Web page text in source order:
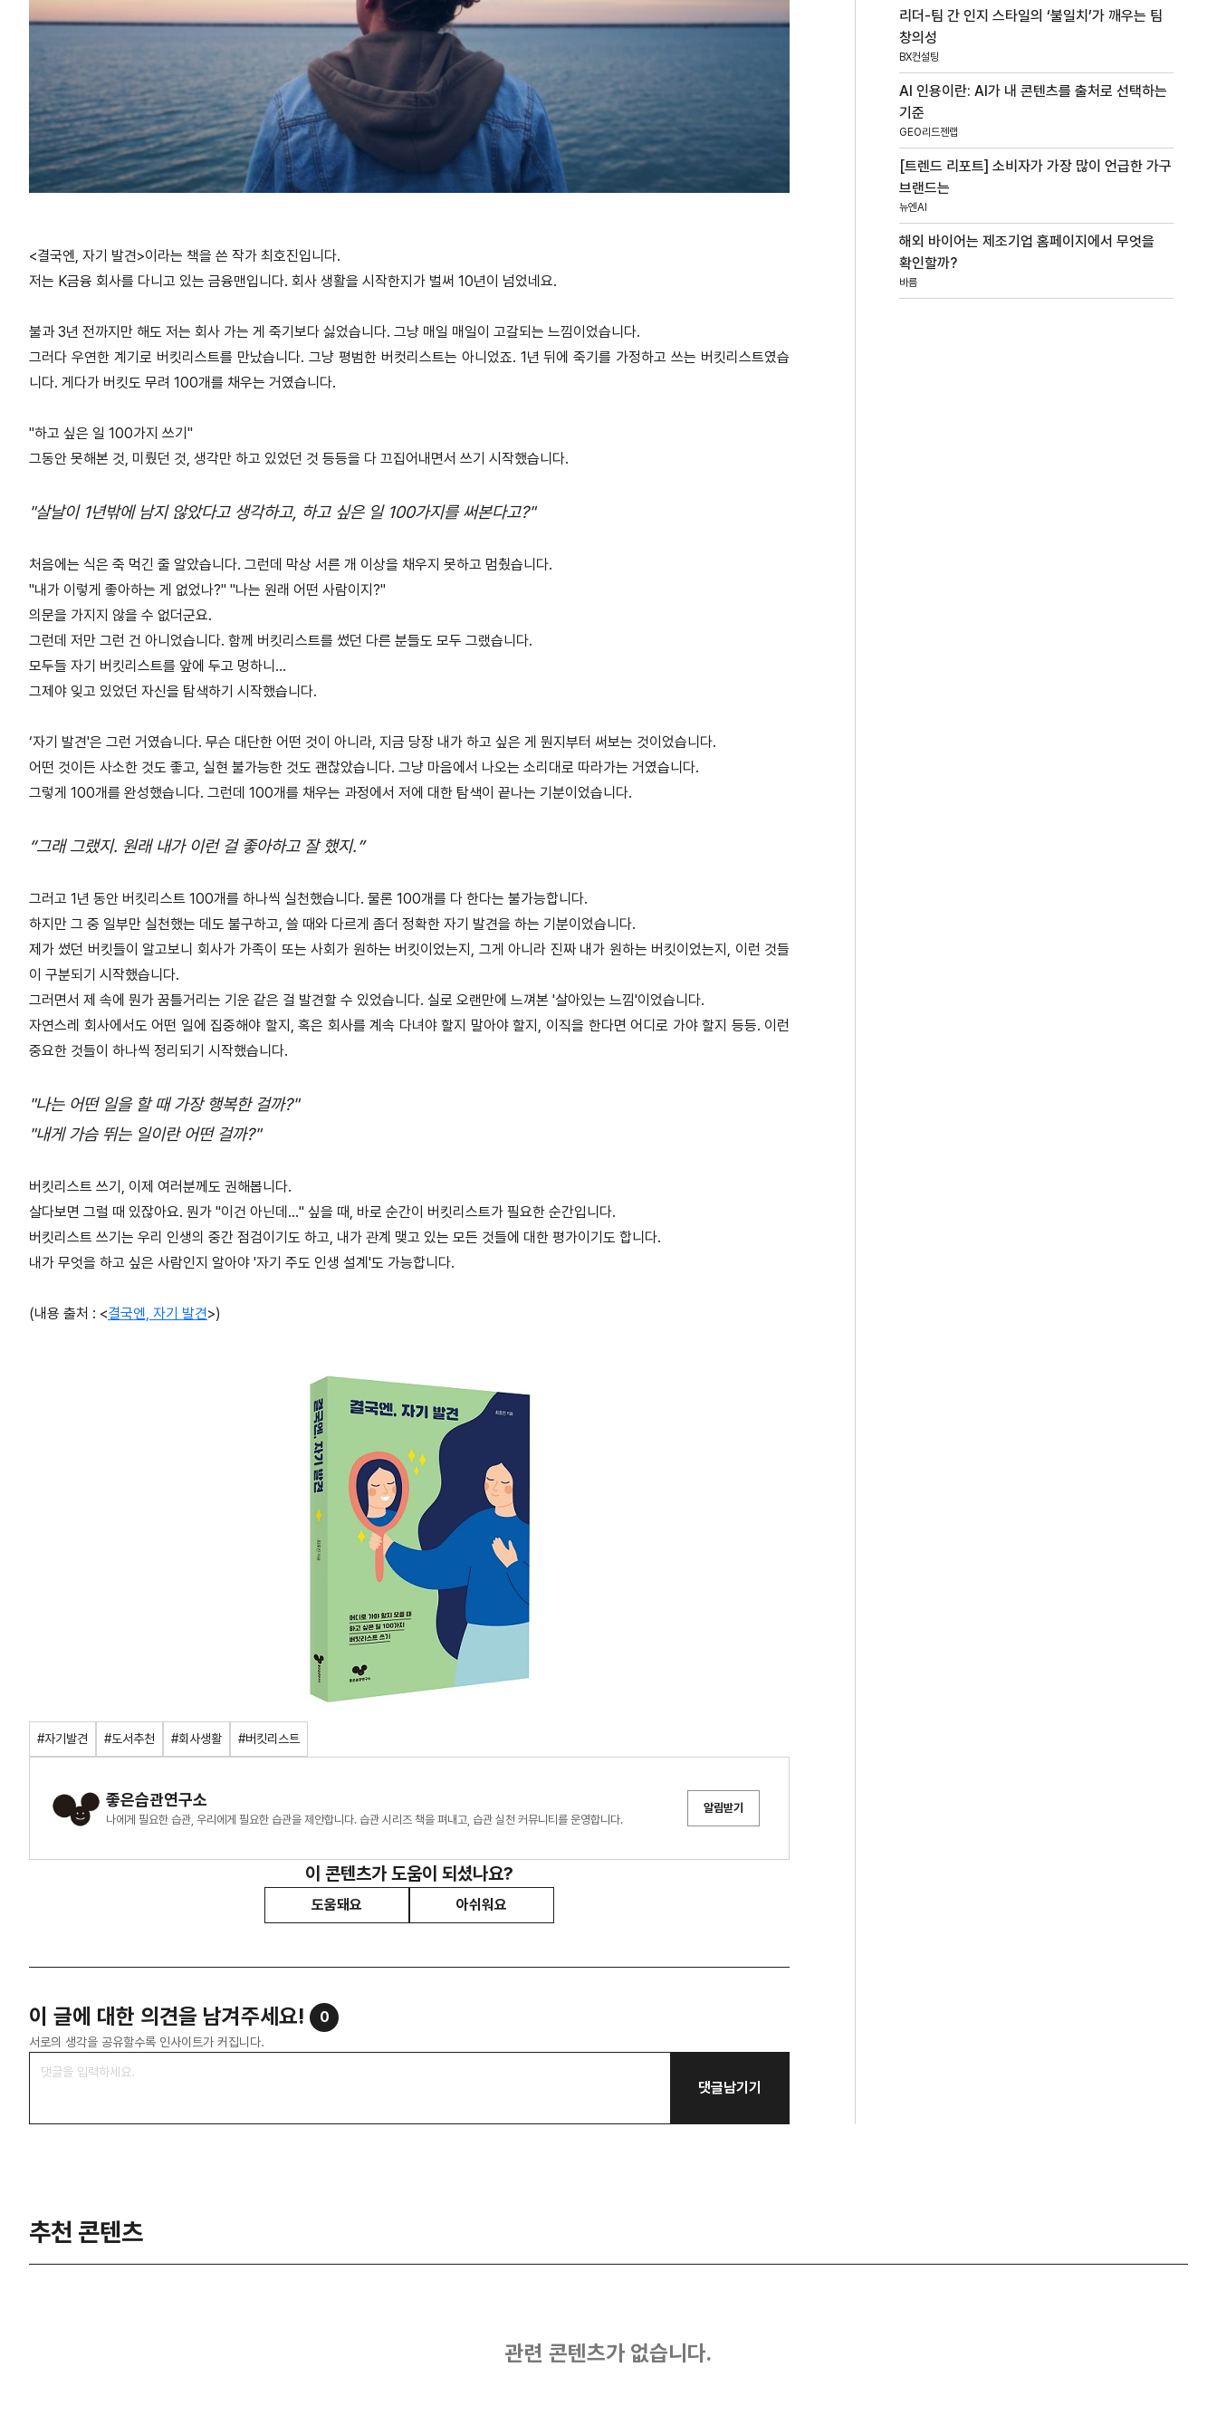
<결국엔, 자기 발견>이라는 책을 쓴 작가 최호진입니다.
저는 K금융 회사를 다니고 있는 금융맨입니다. 회사 생활을 시작한지가 벌써 10년이 넘었네요.
불과 3년 전까지만 해도 저는 회사 가는 게 죽기보다 싫었습니다. 그냥 매일 매일이 고갈되는 느낌이었습니다.
그러다 우연한 계기로 버킷리스트를 만났습니다. 그냥 평범한 버컷리스트는 아니었죠. 1년 뒤에 죽기를 가정하고 쓰는 버킷리스트였습
니다. 게다가 버킷도 무려 100개를 채우는 거였습니다.
"하고 싶은 일 100가지 쓰기"
그동안 못해본 것, 미뤘던 것, 생각만 하고 있었던 것 등등을 다 끄집어내면서 쓰기 시작했습니다.
"살날이 1년밖에 남지 않았다고 생각하고, 하고 싶은 일 100가지를 써본다고?"
처음에는 식은 죽 먹긴 줄 알았습니다. 그런데 막상 서른 개 이상을 채우지 못하고 멈췄습니다.
"내가 이렇게 좋아하는 게 없었나?" "나는 원래 어떤 사람이지?"
의문을 가지지 않을 수 없더군요.
그런데 저만 그런 건 아니었습니다. 함께 버킷리스트를 썼던 다른 분들도 모두 그랬습니다.
모두들 자기 버킷리스트를 앞에 두고 멍하니...
그제야 잊고 있었던 자신을 탐색하기 시작했습니다.
‘자기 발견'은 그런 거였습니다. 무슨 대단한 어떤 것이 아니라, 지금 당장 내가 하고 싶은 게 뭔지부터 써보는 것이었습니다.
어떤 것이든 사소한 것도 좋고, 실현 불가능한 것도 괜찮았습니다. 그냥 마음에서 나오는 소리대로 따라가는 거였습니다.
그렇게 100개를 완성했습니다. 그런데 100개를 채우는 과정에서 저에 대한 탐색이 끝나는 기분이었습니다.
“그래 그랬지. 원래 내가 이런 걸 좋아하고 잘 했지.”
그러고 1년 동안 버킷리스트 100개를 하나씩 실천했습니다. 물론 100개를 다 한다는 불가능합니다.
하지만 그 중 일부만 실천했는 데도 불구하고, 쓸 때와 다르게 좀더 정확한 자기 발견을 하는 기분이었습니다.
제가 썼던 버킷들이 알고보니 회사가 가족이 또는 사회가 원하는 버킷이었는지, 그게 아니라 진짜 내가 원하는 버킷이었는지, 이런 것들
이 구분되기 시작했습니다.
그러면서 제 속에 뭔가 꿈틀거리는 기운 같은 걸 발견할 수 있었습니다. 실로 오랜만에 느껴본 '살아있는 느낌'이었습니다.
자연스레 회사에서도 어떤 일에 집중해야 할지, 혹은 회사를 계속 다녀야 할지 말아야 할지, 이직을 한다면 어디로 가야 할지 등등. 이런
중요한 것들이 하나씩 정리되기 시작했습니다.
"나는 어떤 일을 할 때 가장 행복한 걸까?"
"내게 가슴 뛰는 일이란 어떤 걸까?"
버킷리스트 쓰기, 이제 여러분께도 권해봅니다.
살다보면 그럴 때 있잖아요. 뭔가 "이건 아닌데..." 싶을 때, 바로 순간이 버킷리스트가 필요한 순간입니다.
버킷리스트 쓰기는 우리 인생의 중간 점검이기도 하고, 내가 관계 맺고 있는 모든 것들에 대한 평가이기도 합니다.
내가 무엇을 하고 싶은 사람인지 알아야 '자기 주도 인생 설계'도 가능합니다.
(내용 출처 : <결국엔, 자기 발견>)
#자기발견 #도서추천 #회사생활 #버킷리스트
좋은습관연구소
나에게 필요한 습관, 우리에게 필요한 습관을 제안합니다. 습관 시리즈 책을 펴내고, 습관 실천 커뮤니티를 운영합니다.
알림받기
이 콘텐츠가 도움이 되셨나요?
도움돼요 아쉬워요
이 글에 대한 의견을 남겨주세요! 0
서로의 생각을 공유할수록 인사이트가 커집니다.
댓글남기기
리더-팀 간 인지 스타일의 ‘불일치’가 깨우는 팀
창의성
BX컨설팅
AI 인용이란: AI가 내 콘텐츠를 출처로 선택하는
기준
GEO리드젠랩
[트렌드 리포트] 소비자가 가장 많이 언급한 가구
브랜드는
뉴엔AI
해외 바이어는 제조기업 홈페이지에서 무엇을
확인할까?
바름
추천 콘텐츠
관련 콘텐츠가 없습니다.